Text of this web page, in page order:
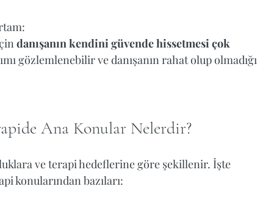
danışanın kendini güvende hissetmesi çok
gözlemlenebilir ve danışanın rahat olup olmadığı
Ana Konular Nelerdir?
ve terapi hedeflerine göre şekillenir. İşte
konularından bazıları: